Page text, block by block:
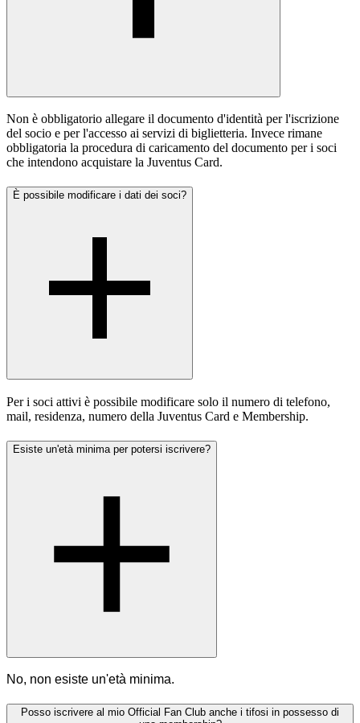
Non è obbligatorio allegare il documento d'identità per l'iscrizione
del socio e per l'accesso ai servizi di biglietteria. Invece rimane
obbligatoria la procedura di caricamento del documento per i soci
che intendono acquistare la Juventus Card.
È possibile modificare i dati dei soci?
Per i soci attivi è possibile modificare solo il numero di telefono,
mail, residenza, numero della Juventus Card e Membership.
Esiste un'età minima per potersi iscrivere?
No, non esiste un'età minima.
Posso iscrivere al mio Official Fan Club anche i tifosi in possesso di